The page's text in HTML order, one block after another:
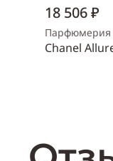
18 506 ₽
Парфюмерия
Chanel